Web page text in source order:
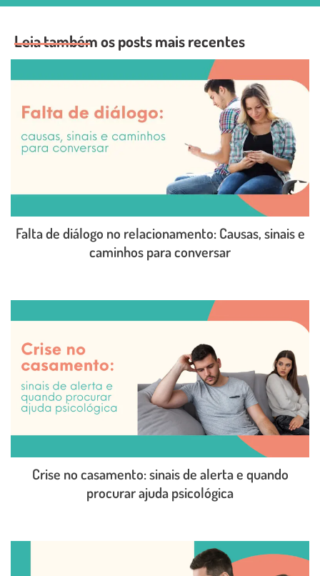
Leia também os posts mais recentes
Falta de diálogo no relacionamento: Causas, sinais e
caminhos para conversar
Crise no casamento: sinais de alerta e quando
procurar ajuda psicológica